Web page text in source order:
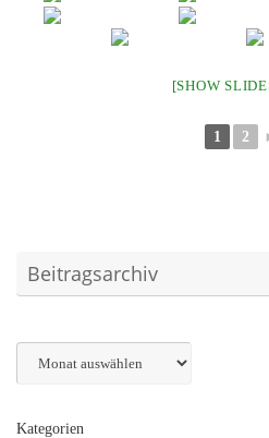
[SHOW
1 2
Beitragsarchiv
Kategorien